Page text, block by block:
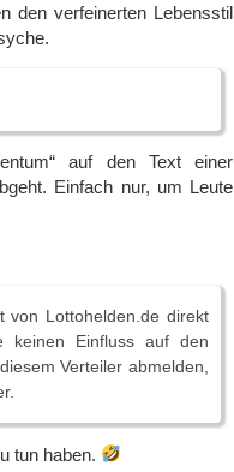
den verfeinerten Lebensstil
auf den Text einer
Einfach nur, um Leute
von Lottohelden­.de direkt
keinen Einfluss auf den
Verteiler abmelden,
tun haben.